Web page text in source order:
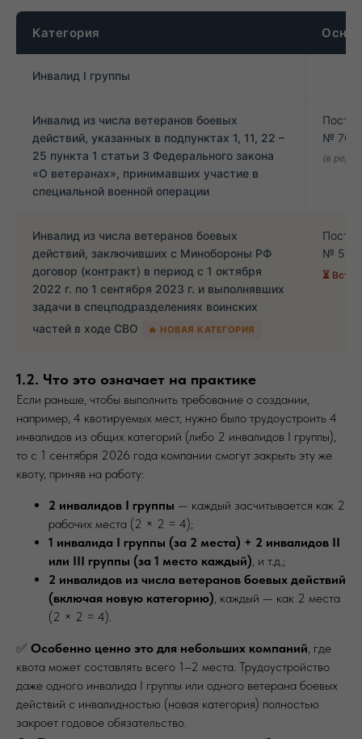
Категория
Инвалид I группы
Инвалид из числа ветеранов боевых
действий, указанных в подпунктах 1, 11, 22 –
25 пункта 1 статьи 3 Федерального закона
«О ветеранах», принимавших участие в
специальной военной операции
№ 709
(в ред.
Инвалид из числа ветеранов боевых
действий, заключивших с Минобороны РФ
договор (контракт) в период с 1 октября
2022 г. по 1 сентября 2023 г. и выполнявших
задачи в спецподразделениях воинских
частей в ходе СВО
🔥 НОВАЯ КАТЕГОРИЯ
№ 575
⏳
1.2. Что это означает на практике
Если раньше, чтобы выполнить требование о создании,
например, 4 квотируемых мест, нужно было трудоустроить 4
инвалидов из общих категорий (либо 2 инвалидов I группы),
то с 1 сентября 2026 года компании смогут закрыть эту же
квоту, приняв на работу:
2 инвалидов I группы — каждый засчитывается как 2
рабочих места (2 × 2 = 4);
1 инвалида I группы (за 2 места) + 2 инвалидов II
или III группы (за 1 место каждый), и т.д.;
2 инвалидов из числа ветеранов боевых действий
(включая новую категорию), каждый — как 2 места
(2 × 2 = 4).
✅ Особенно ценно это для небольших компаний, где
квота может составлять всего 1–2 места. Трудоустройство
даже одного инвалида I группы или одного ветерана боевых
действий с инвалидностью (новая категория) полностью
закроет годовое обязательство.